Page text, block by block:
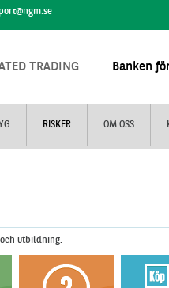
TRADING Banken
RISKER OM OSS
utbildning.